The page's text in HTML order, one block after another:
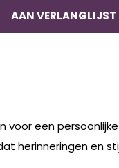
AAN VERLANGLIJST
een
herinneringen en